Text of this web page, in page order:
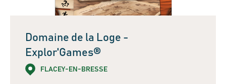
Domaine de la Loge -
Explor'Games®
FLACEY-EN-BRESSE